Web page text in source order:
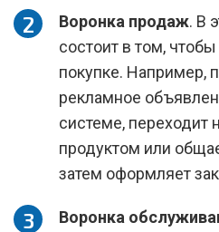
Воронка продаж. В
состоит в том,
покупке. Например,
рекламное
системе, переходит
продуктом или
затем оформляет
Воронка